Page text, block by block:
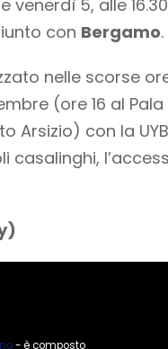
venerdì 5, alle
con Bergamo.
nelle scorse
(ore 16 al
Arsizio) con la
casalinghi,
- è composto